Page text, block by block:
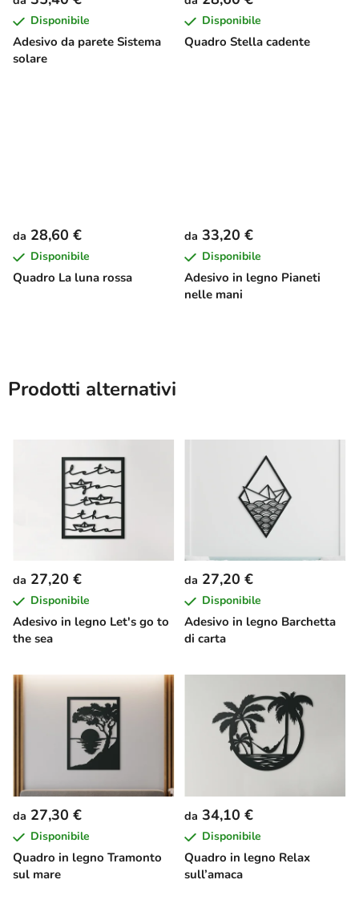
Adesivo da parete Sistema
solare
Disponibile
Quadro Stella cadente
Disponibile
Quadro La luna rossa
da 28,60 €
Disponibile
Adesivo in legno Pianeti
nelle mani
da 33,20 €
Disponibile
Prodotti alternativi
Adesivo in legno Let's go to
the sea
da 27,20 €
Disponibile
Adesivo in legno Barchetta
di carta
da 27,20 €
Disponibile
Quadro in legno Tramonto
sul mare
da 27,30 €
Disponibile
Quadro in legno Relax
sull’amaca
da 34,10 €
Disponibile